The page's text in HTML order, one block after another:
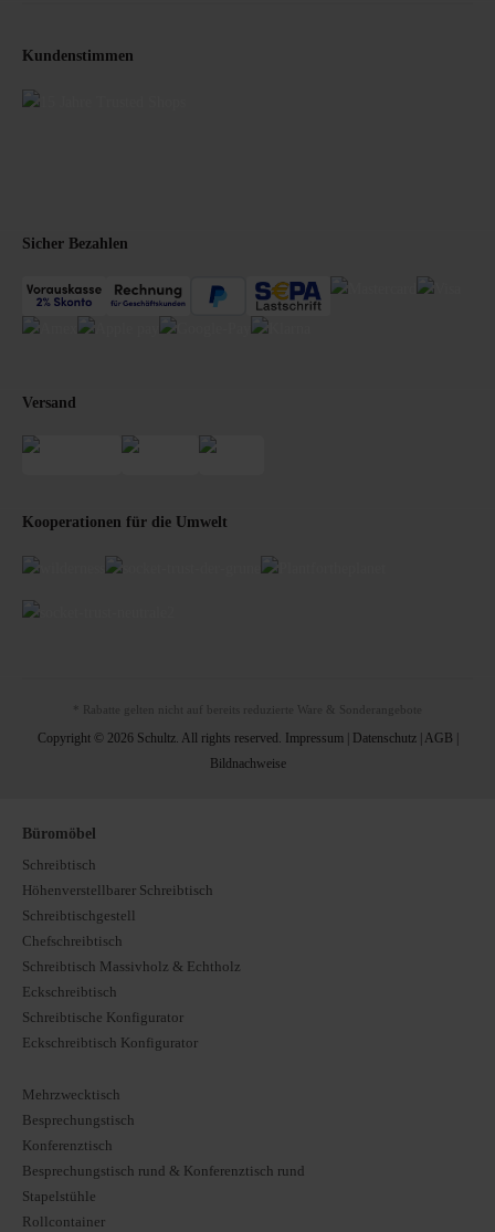
Kundenstimmen
Sicher Bezahlen
Versand
Kooperationen für die Umwelt
* Rabatte gelten nicht auf bereits reduzierte Ware & Sonderangebote
Copyright © 2026 Schultz. All rights reserved. Impressum| Datenschutz| AGB
Bildnachweise
Büromöbel
Schreibtisch
Höhenverstellbarer Schreibtisch
Schreibtischgestell
Chefschreibtisch
Schreibtisch Massivholz & Echtholz
Eckschreibtisch
Schreibtische Konfigurator
Eckschreibtisch Konfigurator
Mehrzwecktisch
Besprechungstisch
Konferenztisch
Besprechungstisch rund & Konferenztisch rund
Stapelstühle
Rollcontainer